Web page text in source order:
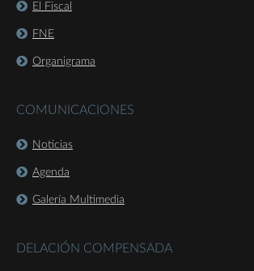
El Fiscal
FNE
Organigrama
COMUNICACIONES
Noticias
Agenda
Galería Multimedia
DELACIÓN COMPENSADA